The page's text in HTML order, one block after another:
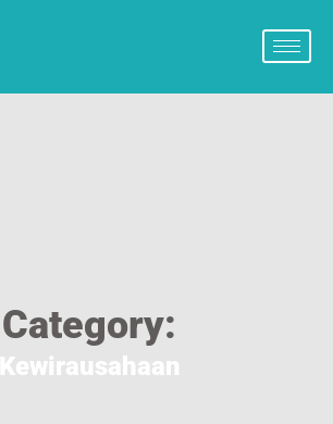
Category:
Kewirausahaan